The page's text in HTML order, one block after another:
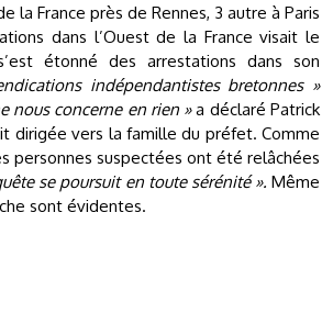
la France près de Rennes, 3 autre à Paris
dans l’Ouest de la France visait le
étonné des arrestations dans son
indépendantistes bretonnes »
nous concerne en rien »a déclaré Patrick
dirigée vers la famille du préfet. Comme
personnes suspectées ont été relâchées
se poursuit en toute sérénité ». Même
sont évidentes.